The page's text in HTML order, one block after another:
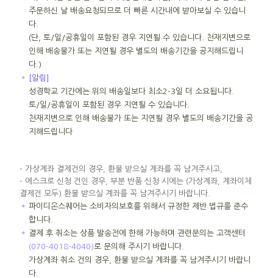
주문하신 날 배송요청되므로 더 빠른 시간내에 받아보실 수 있습니
다.
(단, 토/일/공휴일이 포함된 경우 지연될 수 있습니다. 천재지변으로
인해 배송불가 또는 지연될 경우 별도의 배송기간을 공지해드립니
다.)
＊
[알림]
성경학교 기간에는 위의 배송일보다 최소2-3일 더 소요됩니다.
토/일/공휴일이 포함된 경우 지연될 수 있습니다.
천재지변으로 인해 배송불가 또는 지연될 경우 별도의 배송기간을 공
지해드립니다
- 가상계좌 결제건의 경우, 환불 받으실 계좌를 꼭 남겨주시고,
- 에스크로 신청 건인 경우, 부분 반품 신청 시에는 (가상계좌, 계좌이체
결제건 모두) 환불 받으실 계좌를 꼭 남겨주시기 바랍니다.
＊ 파이디온스퀘어는 소비자의보호를 위해서 규정한 제반 법규를 준수
합니다.
＊ 결제 후 취소는 상품 발송전에 한해 가능하며 관련문의는 고객센터
(070-4018-4040)로 문의해 주시기 바랍니다.
가상계좌 취소 건의 경우, 환불 받으실 계좌를 꼭 남겨주시기 바랍니
다.